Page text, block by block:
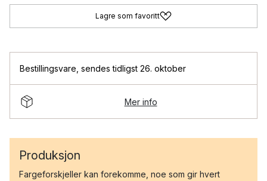
Lagre som favoritt
Bestillingsvare sendes tidligst 26. oktober
Mer info
Produksjon
Fargeforskjeller kan forekomme, noe som gir hvert